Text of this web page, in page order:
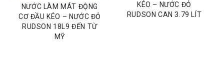
NƯỚC LÀM MÁT ĐỘNG
CƠ ĐẦU KÉO – NƯỚC ĐỎ
RUDSON 18L9 ĐẾN TỪ
MỸ
KÉO – NƯỚC ĐỎ
RUDSON CAN 3.79 LÍT